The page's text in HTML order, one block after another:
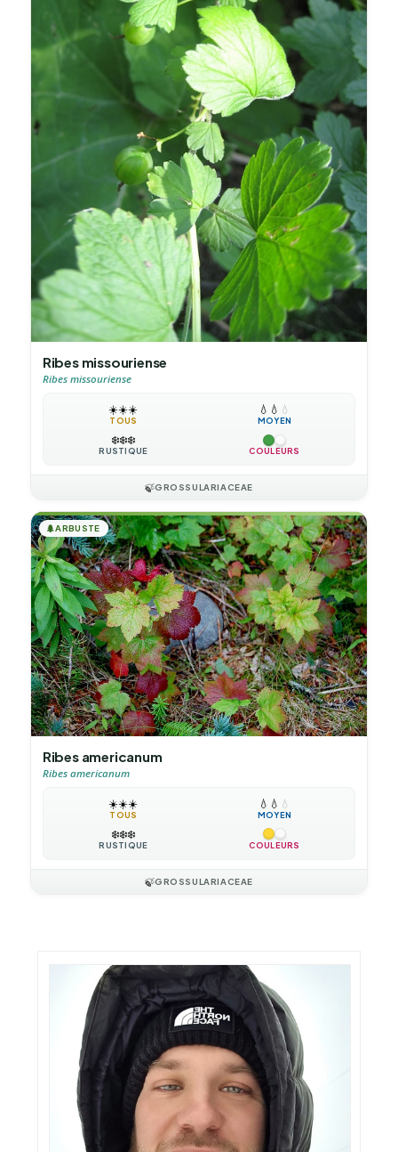
Ribes missouriense
Ribes missouriense
☀️☀️☀️
TOUS
💧 💧 💧
MOYEN
❄️❄️❄️
RUSTIQUE COULEURS
🍃GROSSULARIACEAE
🌲ARBUSTE
Ribes americanum
Ribes americanum
☀️☀️☀️
TOUS
💧 💧 💧
MOYEN
❄️❄️❄️
RUSTIQUE COULEURS
🍃GROSSULARIACEAE